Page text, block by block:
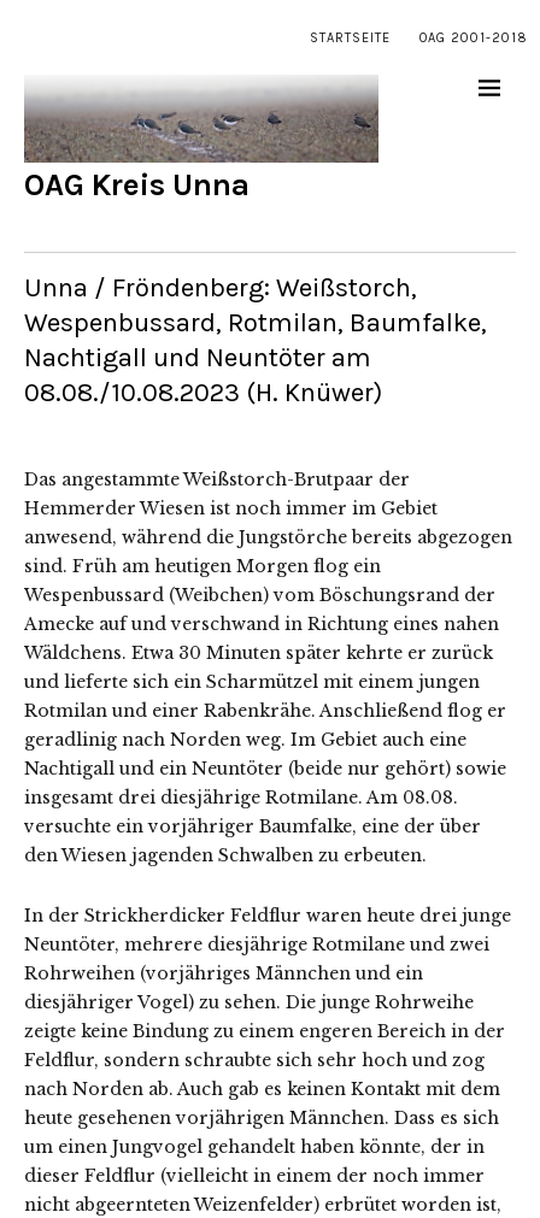
STARTSEITE OAG 2001-2018
OAG Kreis Unna
Unna / Fröndenberg: Weißstorch,
Wespenbussard, Rotmilan, Baumfalke,
Nachtigall und Neuntöter am
08.08./10.08.2023 (H. Knüwer)
Das angestammte Weißstorch-Brutpaar der
Hemmerder Wiesen ist noch immer im Gebiet
anwesend, während die Jungstörche bereits abgezogen
sind. Früh am heutigen Morgen flog ein
Wespenbussard (Weibchen) vom Böschungsrand der
Amecke auf und verschwand in Richtung eines nahen
Wäldchens. Etwa 30 Minuten später kehrte er zurück
und lieferte sich ein Scharmützel mit einem jungen
Rotmilan und einer Rabenkrähe. Anschließend flog er
geradlinig nach Norden weg. Im Gebiet auch eine
Nachtigall und ein Neuntöter (beide nur gehört) sowie
insgesamt drei diesjährige Rotmilane. Am 08.08.
versuchte ein vorjähriger Baumfalke, eine der über
den Wiesen jagenden Schwalben zu erbeuten.
In der Strickherdicker Feldflur waren heute drei junge
Neuntöter, mehrere diesjährige Rotmilane und zwei
Rohrweihen (vorjähriges Männchen und ein
diesjähriger Vogel) zu sehen. Die junge Rohrweihe
zeigte keine Bindung zu einem engeren Bereich in der
Feldflur, sondern schraubte sich sehr hoch und zog
nach Norden ab. Auch gab es keinen Kontakt mit dem
heute gesehenen vorjährigen Männchen. Dass es sich
um einen Jungvogel gehandelt haben könnte, der in
dieser Feldflur (vielleicht in einem der noch immer
nicht abgeernteten Weizenfelder) erbrütet worden ist,